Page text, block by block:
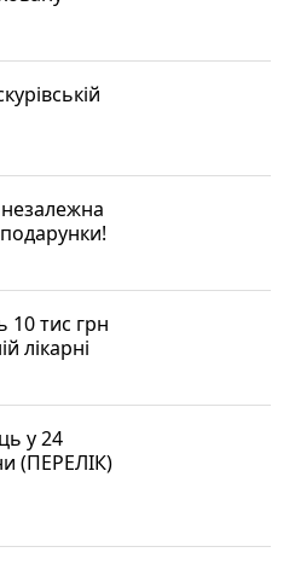
10 тис грн
лікарні
у 24
(ПЕРЕЛІК)